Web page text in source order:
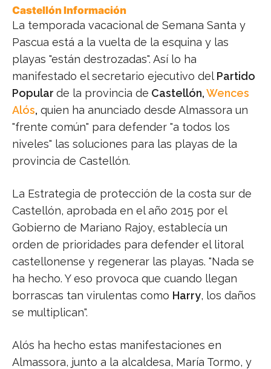
Castellón Información
La temporada vacacional de Semana Santa y
Pascua está a la vuelta de la esquina y las
playas "están destrozadas". Así lo ha
manifestado el secretario ejecutivo del Partido
Popular de la provincia de Castellón,Wences
Alós, quien ha anunciado desde Almassora un
"frente común" para defender "a todos los
niveles" las soluciones para las playas de la
provincia de Castellón.
La Estrategia de protección de la costa sur de
Castellón, aprobada en el año 2015 por el
Gobierno de Mariano Rajoy, establecía un
orden de prioridades para defender el litoral
castellonense y regenerar las playas. "Nada se
ha hecho. Y eso provoca que cuando llegan
borrascas tan virulentas como Harry, los daños
se multiplican".
Alós ha hecho estas manifestaciones en
Almassora, junto a la alcaldesa, María Tormo, y